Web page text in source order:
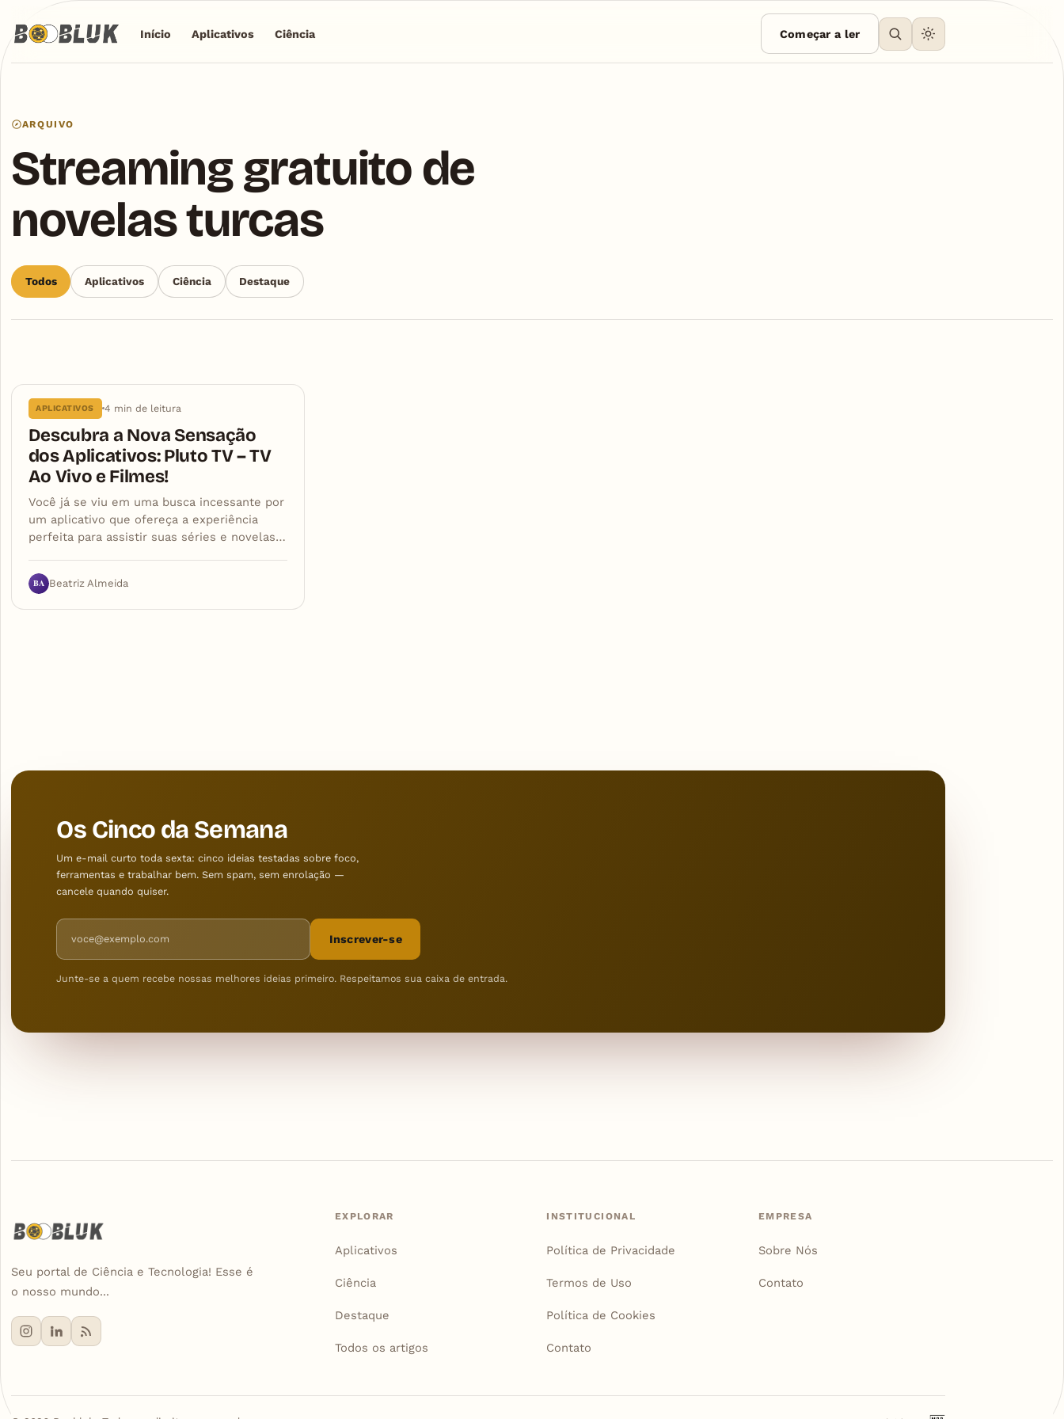
Início Aplicativos Ciência Começar a ler
ARQUIVO
Streaming gratuito de
novelas turcas
Todos Aplicativos Ciência Destaque
Articles
APLICATIVOS 4 min de leitura
Descubra a Nova Sensação
dos Aplicativos: Pluto TV – TV
Ao Vivo e Filmes!
Você já se viu em uma busca incessante por
um aplicativo que ofereça a experiência
perfeita para assistir suas séries e novelas…
BA Beatriz Almeida
Os Cinco da Semana
Um e-mail curto toda sexta: cinco ideias testadas sobre foco,
ferramentas e trabalhar bem. Sem spam, sem enrolação —
cancele quando quiser.
Endereço de e-mail
Inscrever-se
Junte-se a quem recebe nossas melhores ideias primeiro. Respeitamos sua caixa de entrada.
Seu portal de Ciência e Tecnologia! Esse é
o nosso mundo...
EXPLORAR
Aplicativos
Ciência
Destaque
Todos os artigos
INSTITUCIONAL
Política de Privacidade
Termos de Uso
Política de Cookies
Contato
EMPRESA
Sobre Nós
Contato